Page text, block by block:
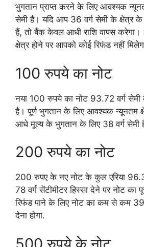
भुगतान प्राप्त करने के लिए आवश्यक
सेमी है। यदि आप 36 वर्ग सेमी के क्षेत्र
हैं, तो बैंक केवल आधी राशि वापस
क्षेत्र होने पर आपको कोई रिफंड नहीं
100 रुपये का नोट
नया 100 रुपये का नोट 93.72 वर्ग
है। पूर्ण भुगतान के लिए आवश्यक न्यूनतम
आधे मूल्य के भुगतान के लिए 38 वर्ग सेमी
200 रुपये का नोट
200 रुपए के नए नोट के कुल एरिया
78 वर्ग सेंटीमीटर हिस्सा देने पर नोट का
रिफंड पाने के लिए नोट का कम से कम 39
देना होगा.